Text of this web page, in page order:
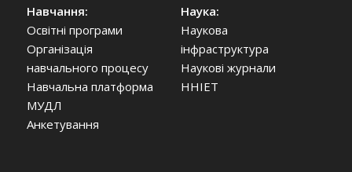
Навчання:
Освітні програми
Організація
навчального процесу
Навчальна платформа
МУДЛ
Анкетування
Наука:
Наукова
інфраструктура
Наукові журнали
ННІЕТ